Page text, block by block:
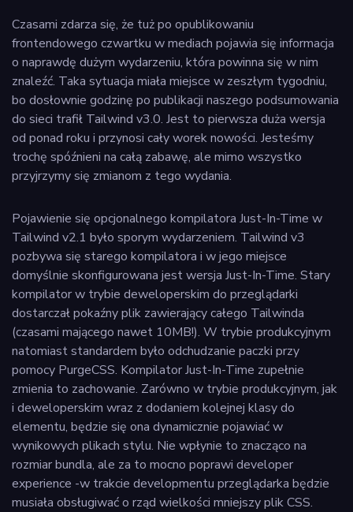
Czasami zdarza się, że tuż po opublikowaniu
frontendowego czwartku w mediach pojawia się informacja
o naprawdę dużym wydarzeniu, która powinna się w nim
znaleźć. Taka sytuacja miała miejsce w zeszłym tygodniu,
bo dosłownie godzinę po publikacji naszego podsumowania
do sieci trafił Tailwind v3.0. Jest to pierwsza duża wersja
od ponad roku i przynosi cały worek nowości. Jesteśmy
trochę spóźnieni na całą zabawę, ale mimo wszystko
przyjrzymy się zmianom z tego wydania.
Pojawienie się opcjonalnego kompilatora Just-In-Time w
Tailwind v2.1 było sporym wydarzeniem. Tailwind v3
pozbywa się starego kompilatora i w jego miejsce
domyślnie skonfigurowana jest wersja Just-In-Time. Stary
kompilator w trybie deweloperskim do przeglądarki
dostarczał pokaźny plik zawierający całego Tailwinda
(czasami mającego nawet 10MB!). W trybie produkcyjnym
natomiast standardem było odchudzanie paczki przy
pomocy PurgeCSS. Kompilator Just-In-Time zupełnie
zmienia to zachowanie. Zarówno w trybie produkcyjnym, jak
i deweloperskim wraz z dodaniem kolejnej klasy do
elementu, będzie się ona dynamicznie pojawiać w
wynikowych plikach stylu. Nie wpłynie to znacząco na
rozmiar bundla, ale za to mocno poprawi developer
experience -w trakcie developmentu przeglądarka będzie
musiała obsługiwać o rząd wielkości mniejszy plik CSS.